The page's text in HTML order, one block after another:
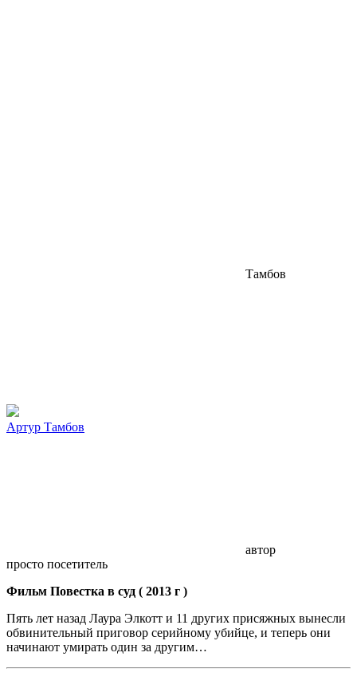
Тамбов
Артур Тамбов
автор
просто посетитель
Фильм Повестка в суд ( 2013 г )
Пять лет назад Лаура Элкотт и 11 других присяжных вынесли
обвинительный приговор серийному убийце, и теперь они
начинают умирать один за другим…